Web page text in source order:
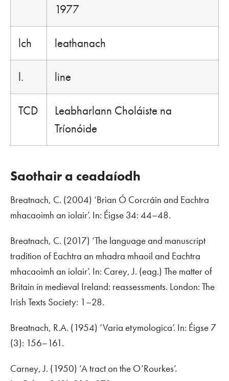
1977
lch leathanach
l. line
TCD
Leabharlann Choláiste na
Tríonóide
Saothair a ceadaíodh
Breatnach, C. (2004) ‘Brian Ó Corcráin and Eachtra
mhacaoimh an iolair’. In: Éigse 34: 44–48.
Breatnach, C. (2017) ‘The language and manuscript
tradition of Eachtra an mhadra mhaoil and Eachtra
mhacaoimh an iolair’. In: Carey, J. (eag.) The matter of
Britain in medieval Ireland: reassessments. London: The
Irish Texts Society: 1–28.
Breatnach, R.A. (1954) ‘Varia etymologica’. In: Éigse 7
(3): 156–161.
Carney, J. (1950) ‘A tract on the O’Rourkes’.